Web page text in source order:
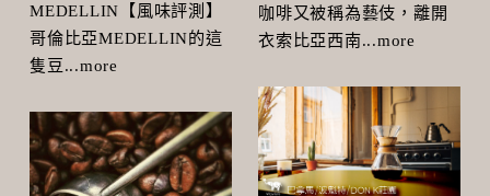
MEDELLIN【風味評測】
哥倫比亞MEDELLIN的這
隻豆...more
咖啡又被稱為藝伎，離開
衣索比亞西南...more